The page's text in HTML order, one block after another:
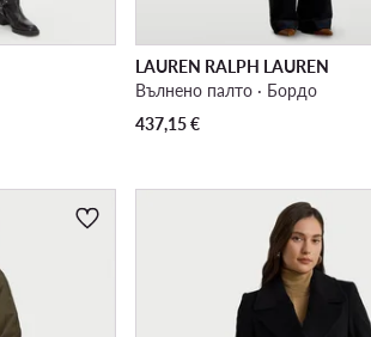
LAUREN RALPH LAUREN
Вълнено палто · Бордо
437,15€